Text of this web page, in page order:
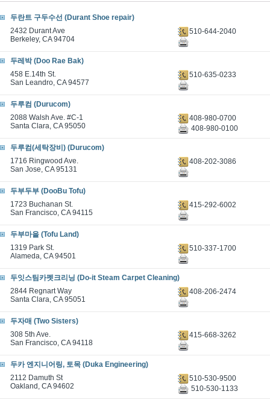
두란트 구두수선 (Durant Shoe repair)
2432 Durant Ave
Berkeley, CA 94704
510-644-2040
두레박 (Doo Rae Bak)
458 E.14th St.
San Leandro, CA 94577
510-635-0233
두루컴 (Durucom)
2088 Walsh Ave. #C-1
Santa Clara, CA 95050
408-980-0700
408-980-0100
두루컴(세탁장비) (Durucom)
1716 Ringwood Ave.
San Jose, CA 95131
408-202-3086
두부두부 (DooBu Tofu)
1723 Buchanan St.
San Francisco, CA 94115
415-292-6002
두부마을 (Tofu Land)
1319 Park St.
Alameda, CA 94501
510-337-1700
두잇스팀카펫크리닝 (Do-it Steam Carpet Cleaning)
2844 Regnart Way
Santa Clara, CA 95051
408-206-2474
두자매 (Two Sisters)
308 5th Ave.
San Francisco, CA 94118
415-668-3262
두카 엔지니어링, 토목 (Duka Engineering)
2112 Damuth St
Oakland, CA 94602
510-530-9500
510-530-1133